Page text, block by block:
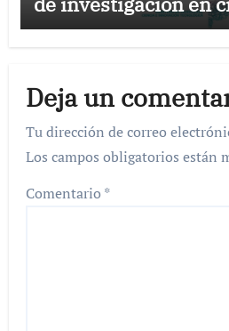
sociales
Deja un
Tu dirección de correo
Los campos obligatorios están
Comentario *